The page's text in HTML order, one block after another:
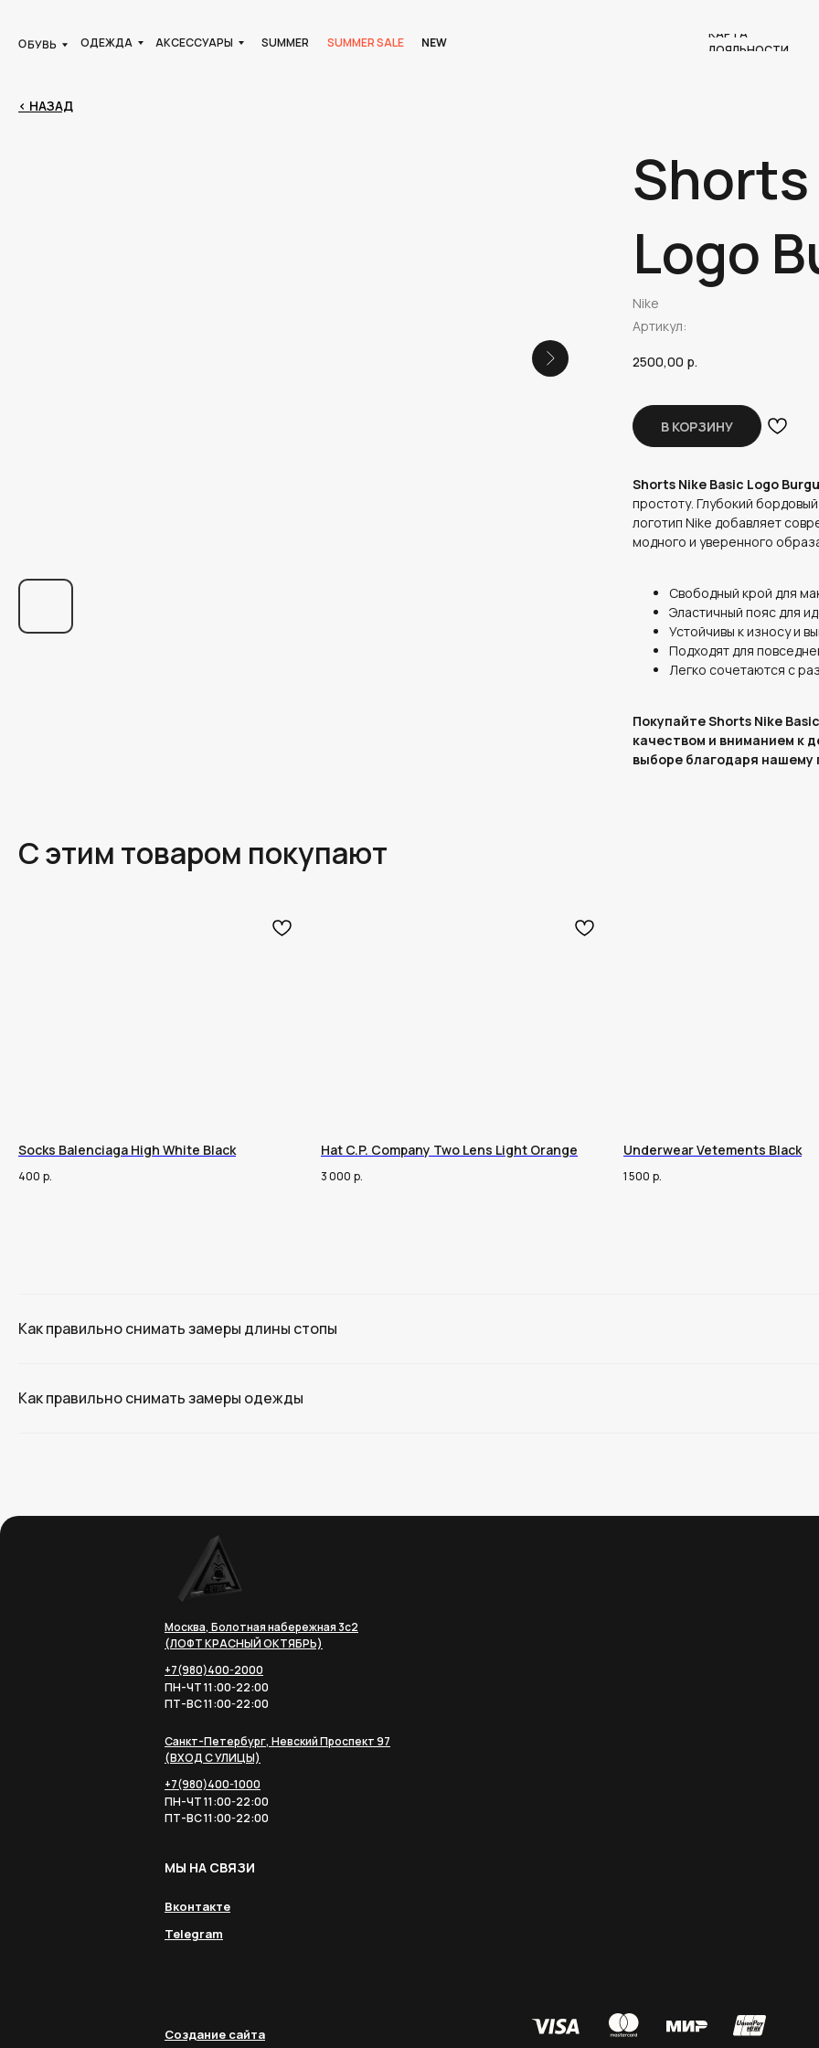
SUMMER SALE
SUMMER
ОБУВЬ ОДЕЖДА АКСЕССУАРЫ
КАРТА
ЛОЯЛЬНОСТИ
NEW
< НАЗАД
Shorts
Logo
Nike
Артикул:
2500,00 р.
В КОРЗИНУ
Shorts Nike Basic Logo
простоту. Глубокий
логотип Nike добавляет
модного и уверенного
Свободный крой для
Эластичный пояс для
Устойчивы к износу и
Подходят для
Легко сочетаются с
Покупайте Shorts Nike
качеством и вниманием к
выборе благодаря нашему
С этим товаром покупают
Socks Balenciaga High White Black
400 р.
Hat C.P. Company Two Lens Light Orange
3 000 р.
Underwear Vetements Black
1 500 р.
Как правильно снимать замеры длины стопы
Как правильно снимать замеры одежды
Санкт-Петербург, Невский Проспект 97
(ВХОД С УЛИЦЫ)
+7(980)400-1000
ПН-ЧТ 11:00-22:00
ПТ-ВС 11:00-22:00
Москва, Болотная набережная 3с2
(ЛОФТ КРАСНЫЙ ОКТЯБРЬ)
+7(980)400-2000
ПН-ЧТ 11:00-22:00
ПТ-ВС 11:00-22:00
МЫ НА СВЯЗИ
Вконтакте
Telegram
Создание сайта